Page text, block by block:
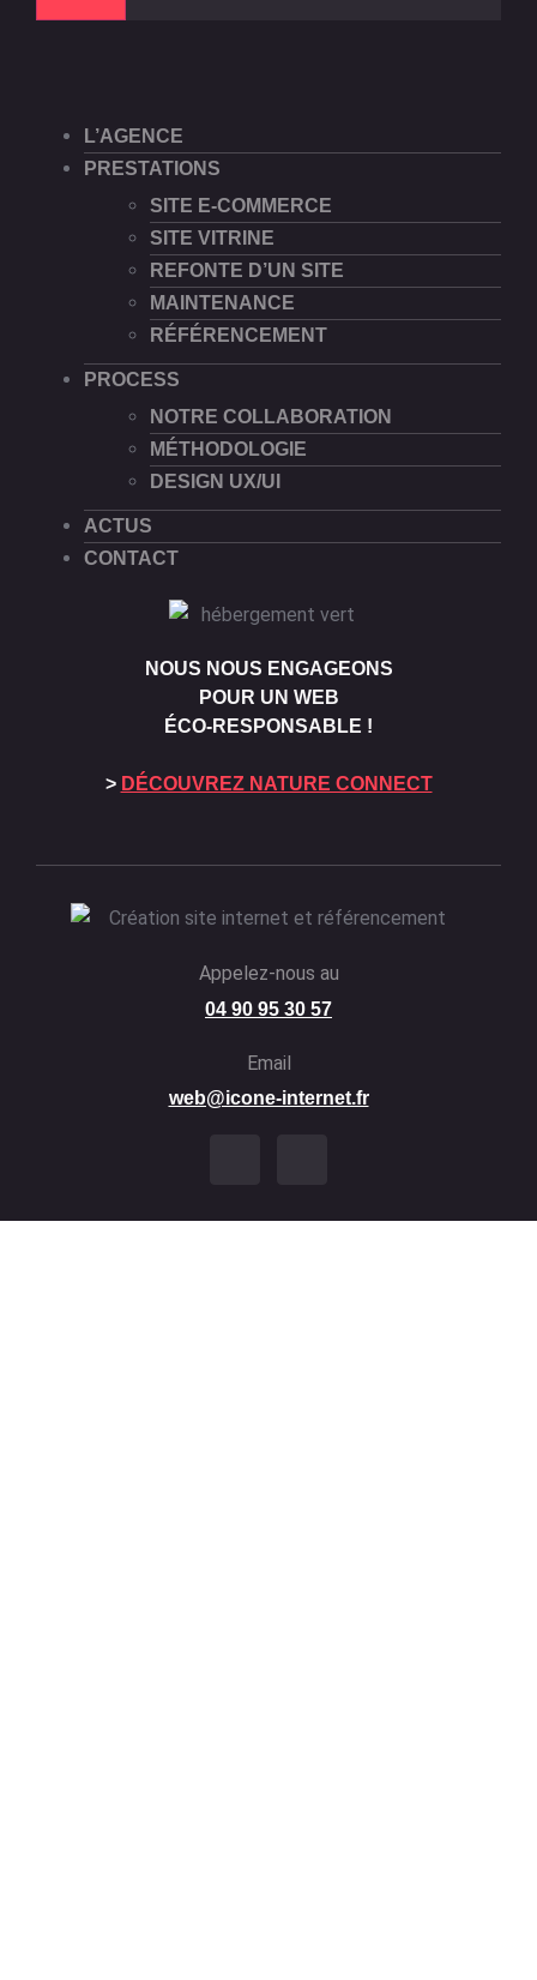
L’AGENCE
PRESTATIONS
SITE E-COMMERCE
SITE VITRINE
REFONTE D’UN SITE
MAINTENANCE
RÉFÉRENCEMENT
PROCESS
NOTRE COLLABORATION
MÉTHODOLOGIE
DESIGN UX/UI
ACTUS
CONTACT
NOUS NOUS ENGAGEONS
POUR UN WEB
ÉCO-RESPONSABLE !
> DÉCOUVREZ NATURE CONNECT
Appelez-nous au
04 90 95 30 57
Email
web@icone-internet.fr